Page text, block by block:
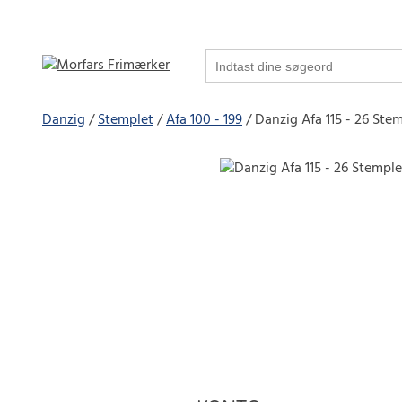
Danzig Stemplet Afa 100 - 199 Danzig Afa 115 - 26